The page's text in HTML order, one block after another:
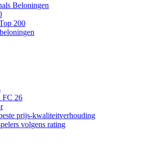
Beloningen
200
FC 26
prijs-kwaliteitverhouding
volgens rating